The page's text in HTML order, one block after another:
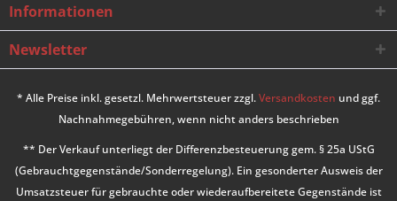
Informationen
Newsletter
* Alle Preise inkl. gesetzl. Mehrwertsteuer zzgl.Versandkosten und ggf.
Nachnahmegebühren, wenn nicht anders beschrieben
** Der Verkauf unterliegt der Differenzbesteuerung gem. § 25a UStG
(Gebrauchtgegenstände/Sonderregelung). Ein gesonderter Ausweis der
Umsatzsteuer für gebrauchte oder wiederaufbereitete Gegenstände ist